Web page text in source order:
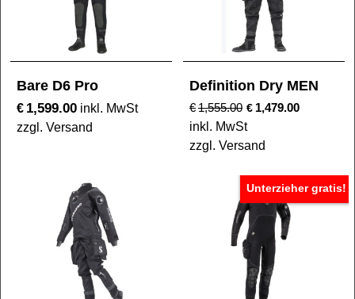
Bare D6 Pro
€ 1,599.00 inkl. MwSt
zzgl. Versand
Definition Dry MEN
€1,555.00 € 1,479.00
inkl. MwSt
zzgl. Versand
Unterzieher gratis!